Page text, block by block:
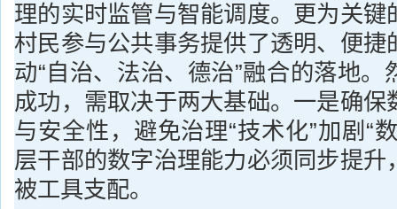
理的实时监管与智能调度。更为关键
村民参与公共事务提供了透明、便捷
动“自治、法治、德治”融合的落地。
成功，需取决于两大基础。一是确保
与安全性，避免治理“技术化”加剧“
层干部的数字治理能力必须同步提升
被工具支配。